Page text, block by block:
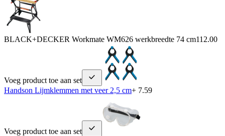
BLACK+DECKER Workmate WM626 werkbreedte 74 cm112.00
Voeg product toe aan set
Handson Lijmklemmen met veer 2,5 cm+ 7.59
Voeg product toe aan set